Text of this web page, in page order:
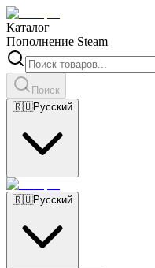
Каталог
Пополнение Steam
Поиск
🇷🇺Русский
🇷🇺Русский